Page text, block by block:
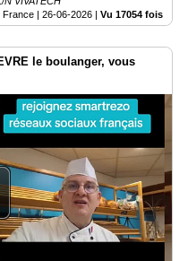
France | 26-06-2026 Vu 17054 fois
le boulanger, vous